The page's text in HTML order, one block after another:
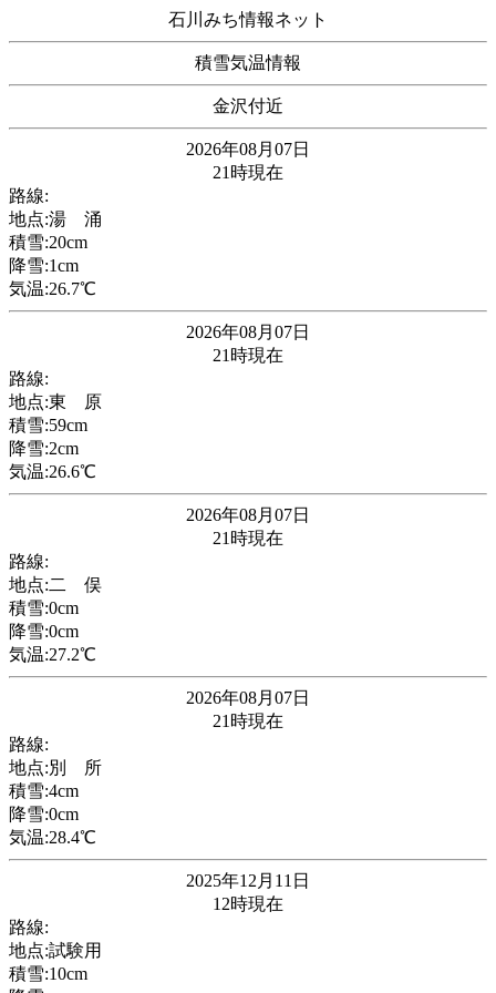
石川みち情報ネット
積雪気温情報
金沢付近
2026年08月07日
21時現在
路線:
地点:湯 涌
積雪:20cm
降雪:1cm
気温:26.7℃
2026年08月07日
21時現在
路線:
地点:東 原
積雪:59cm
降雪:2cm
気温:26.6℃
2026年08月07日
21時現在
路線:
地点:二 俣
積雪:0cm
降雪:0cm
気温:27.2℃
2026年08月07日
21時現在
路線:
地点:別 所
積雪:4cm
降雪:0cm
気温:28.4℃
2025年12月11日
12時現在
路線:
地点:試験用
積雪:10cm